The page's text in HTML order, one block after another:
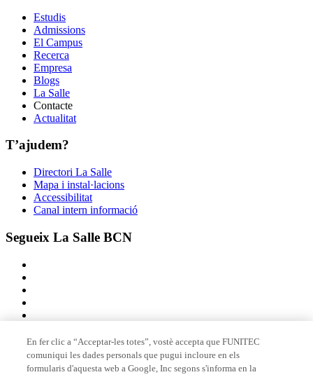
Estudis
Admissions
El Campus
Recerca
Empresa
Blogs
La Salle
Contacte
Actualitat
T’ajudem?
Directori La Salle
Mapa i instal·lacions
Accessibilitat
Canal intern informació
Segueix La Salle BCN
Membre de
En fer clic a “Acceptar-les totes”, vostè accepta que FUNITEC
comuniqui les dades personals que pugui incloure en els
formularis d'aquesta web a Google, Inc segons s'informa en la